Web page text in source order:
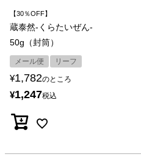
【30％OFF】
蔵泰然-くらたいぜん-
50g（封筒）
メール便 リーフ
¥1,782のところ
¥1,247税込